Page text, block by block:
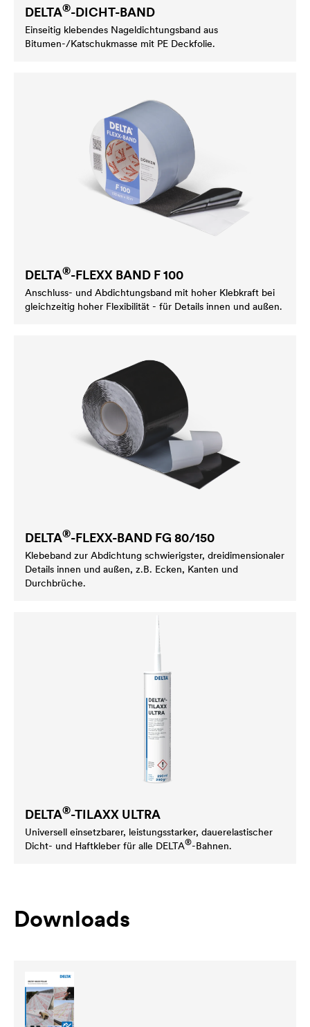
DELTA®-DICHT-BAND
Einseitig klebendes Nageldichtungsband aus
Bitumen-/Katschukmasse mit PE Deckfolie.
DELTA®-FLEXX BAND F 100
Anschluss- und Abdichtungsband mit hoher Klebkraft bei
gleichzeitig hoher Flexibilität - für Details innen und außen.
DELTA®-FLEXX-BAND FG 80/150
Klebeband zur Abdichtung schwierigster, dreidimensionaler
Details innen und außen, z.B. Ecken, Kanten und
Durchbrüche.
DELTA®-TILAXX ULTRA
Universell einsetzbarer, leistungsstarker, dauerelastischer
Dicht- und Haftkleber für alle DELTA®-Bahnen.
Downloads